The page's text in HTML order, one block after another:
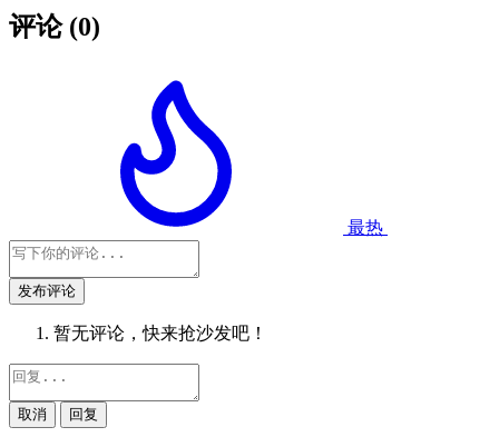
评论 (0)
最热
发布评论
暂无评论，快来抢沙发吧！
取消 回复